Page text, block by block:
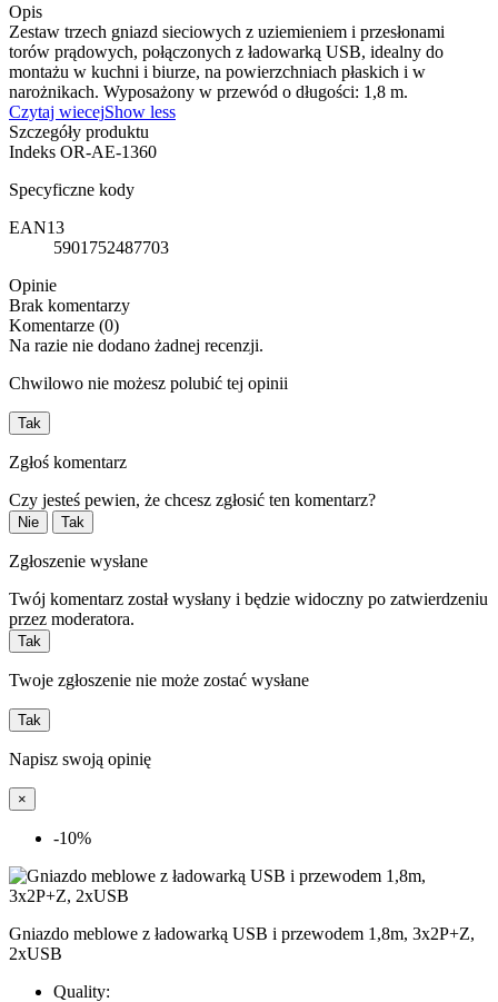
Opis
Zestaw trzech gniazd sieciowych z uziemieniem i przesłonami
torów prądowych, połączonych z ładowarką USB, idealny do
montażu w kuchni i biurze, na powierzchniach płaskich i w
narożnikach. Wyposażony w przewód o długości: 1,8 m.
Czytaj wiecejShow less
Szczegóły produktu
Indeks OR-AE-1360
Specyficzne kody
EAN13
5901752487703
Opinie
Brak komentarzy
Komentarze (0)
Na razie nie dodano żadnej recenzji.
Chwilowo nie możesz polubić tej opinii
Tak
Zgłoś komentarz
Czy jesteś pewien, że chcesz zgłosić ten komentarz?
Nie Tak
Zgłoszenie wysłane
Twój komentarz został wysłany i będzie widoczny po zatwierdzeniu
przez moderatora.
Tak
Twoje zgłoszenie nie może zostać wysłane
Tak
Napisz swoją opinię
×
-10%
Gniazdo meblowe z ładowarką USB i przewodem 1,8m, 3x2P+Z,
2xUSB
Quality: